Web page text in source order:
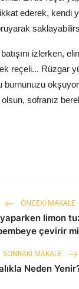
ederek, kendi
izlerken,
reçeli... Rüzgar
burnunuzu
sofranız
ÖNCEKI MAKALE
limon
çevirir
SONRAKI MAKALE
Neden